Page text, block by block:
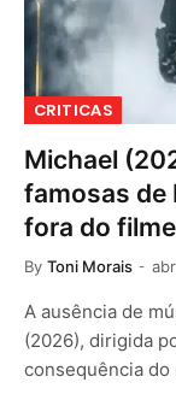
CRITICAS
Michael
famosas de
fora do filme
By Toni Morais
A ausência de
(2026), dirigida
consequência